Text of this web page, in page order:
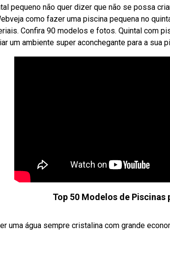
pequeno não quer dizer que não se possa
como fazer uma piscina pequena no
Confira 90 modelos e fotos. Quintal com
um ambiente super aconchegante para a sua
Top 50 Modelos de
uma água sempre cristalina com grande